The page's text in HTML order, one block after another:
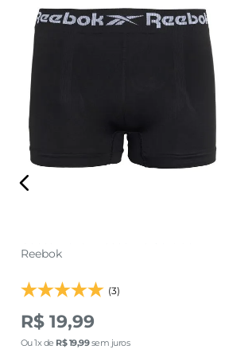
P G GG
Reebok
(3)
R$ 19,99
Ou1x de R$19,99sem juros